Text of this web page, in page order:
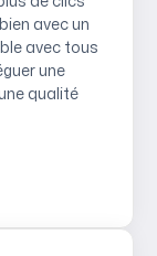
avec un
avec tous
une
qualité